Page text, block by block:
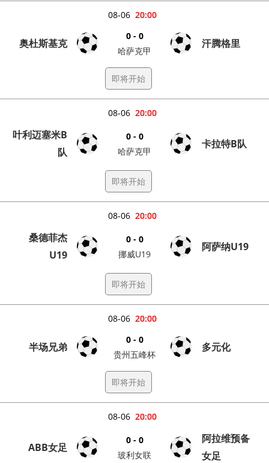
20:00
08-06
奥杜斯基克
0 - 0
哈萨克甲
汗腾格里
即将开始
20:00
08-06
叶利迈塞米B
队
0 - 0
哈萨克甲
卡拉特B队
即将开始
20:00
08-06
桑德菲杰
U19
0 - 0
挪威U19
阿萨纳U19
即将开始
20:00
08-06
半场兄弟
0 - 0
贵州五峰杯
多元化
即将开始
20:00
08-06
ABB女足
0 - 0
玻利女联
阿拉维预备
女足